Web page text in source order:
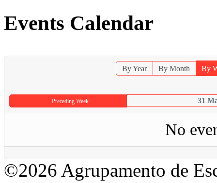
Events Calendar
By Year By Month By
Preceding Week 31
No
©2026 Agrupamento de